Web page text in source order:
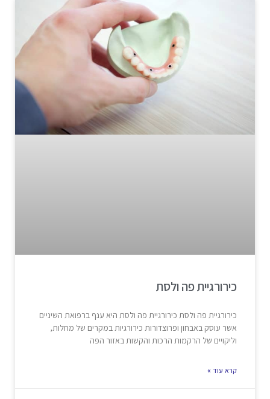
כירורגיית פה ולסת
כירורגיית פה ולסת כירורגיית פה ולסת היא ענף ברפואת השיניים
אשר עוסק באבחון ופרוצדורות כירורגיות במקרים של מחלות,
וליקויים של הרקמות הרכות והקשות באזור הפה
קרא עוד »